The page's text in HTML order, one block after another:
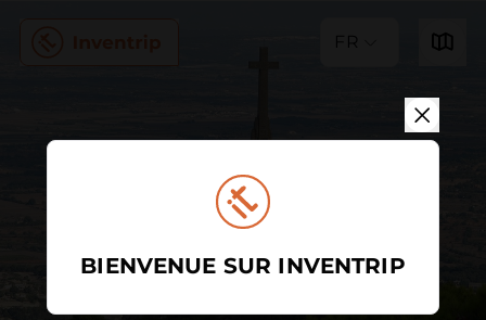
FR
BIENVENUE SUR INVENTRIP